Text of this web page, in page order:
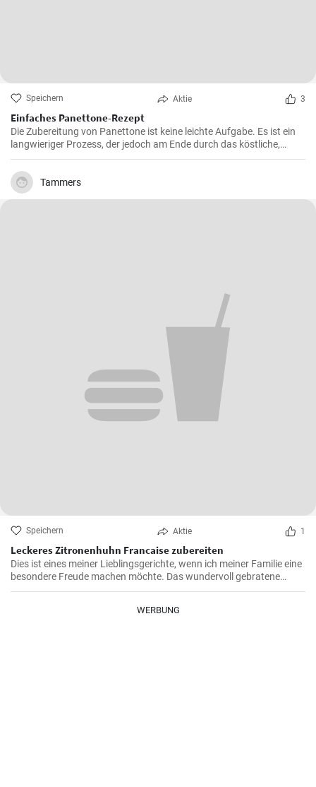
Speichern Aktie 3
Einfaches Panettone-Rezept
Die Zubereitung von Panettone ist keine leichte Aufgabe. Es ist ein
langwieriger Prozess, der jedoch am Ende durch das köstliche,
weiche und süße Ergebnis belohnt wird. Dieses traditionelle
italienische Brot ist besonders in der Weihnachtszeit beliebt, aber in
meiner Familie ist es eine Ganzjahresleckerei
Tammers
Speichern Aktie 1
Leckeres Zitronenhuhn Francaise zubereiten
Dies ist eines meiner Lieblingsgerichte, wenn ich meiner Familie eine
besondere Freude machen möchte. Das wundervoll gebratene
Hähnchen, mariniert in cremigem Eierteig und überzogen mit einer
wenn Sie dieses schmackhafte Chicken Francaise einmal probiert
WERBUNG